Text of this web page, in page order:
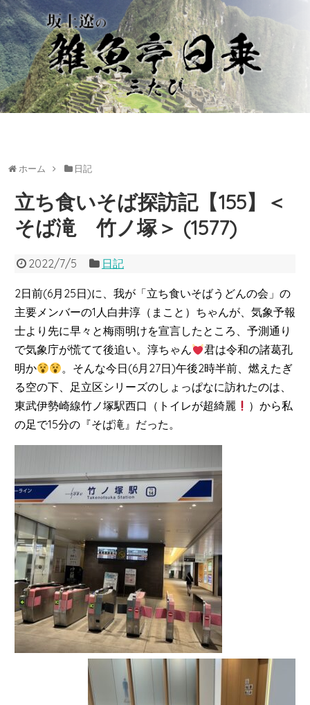
ホーム 日記
立ち食いそば探訪記【155】＜
そば滝 竹ノ塚＞ (1577)
2022/7/5 日記
2日前(6月25日)に、我が「立ち食いそばうどんの会」の
主要メンバーの1人白井淳（まこと）ちゃんが、気象予報
士より先に早々と梅雨明けを宣言したところ、予測通り
で気象庁が慌てて後追い。淳ちゃん
君は令和の諸葛孔
明か
。そんな今日(6月27日)午後2時半前、燃えたぎ
る空の下、足立区シリーズのしょっぱなに訪れたのは、
東武伊勢崎線竹ノ塚駅西口（トイレが超綺麗
）から私
の足で15分の『そば滝』だった。